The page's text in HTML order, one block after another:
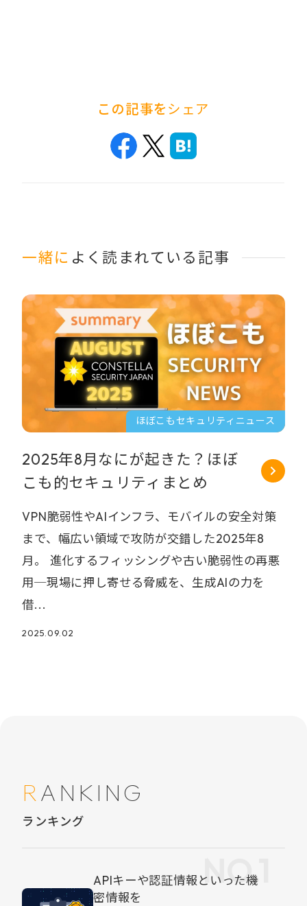
この記事をシェア
一緒に よく読まれている記事
ほぼこもセキュリティニュース
2025年8月なにが起きた？ほぼ
こも的セキュリティまとめ
VPN脆弱性やAIインフラ、モバイルの安全対策
まで、幅広い領域で攻防が交錯した2025年8
月。 進化するフィッシングや古い脆弱性の再悪
用─現場に押し寄せる脅威を、生成AIの力を
借...
2025.09.02
RANKING
ランキング
APIキーや認証情報といった機
密情報を